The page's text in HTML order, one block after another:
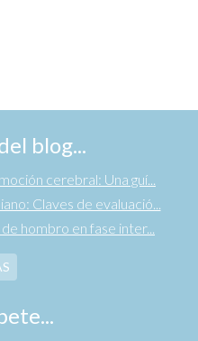
blog...
cerebral: Una guí...
Claves de evaluació...
hombro en fase inter...